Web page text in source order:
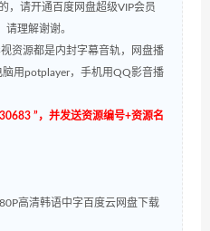
，请开通百度网盘超级VIP会员
请理解谢谢。
资源都是内封字幕音轨，网盘播
用potplayer，手机用QQ影音播
”，并发送资源编号+资源名
高清韩语中字百度云网盘下载